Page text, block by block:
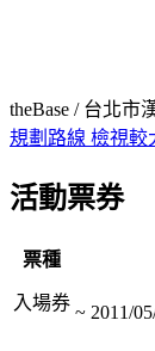
theBase / 台北市
規劃路線 檢視較
活動票券
票種
入場券 ~ 2011/